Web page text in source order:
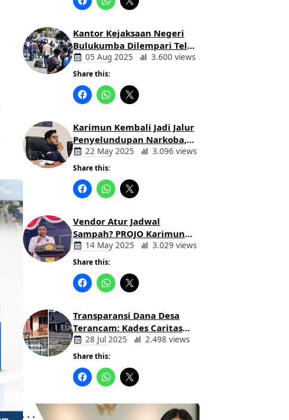
Kantor Kejaksaan Negeri
Bulukumba Dilempari Telur
dan Kotoran Sapi, Keluarga
Korban Lakalantas Tuntut
Keadilan
05 Aug 2025 3.600 views
Share this:
Karimun Kembali Jadi Jalur
Penyelundupan Narkoba,
Mahasiswa Desak Pemkab
dan Aparat Bertindak Tegas
22 May 2025 3.096 views
Share this:
Vendor Atur Jadwal
Sampah? PROJO Karimun
Kritik Usulan PT AGB
14 May 2025 3.029 views
Share this:
Transparansi Dana Desa
Terancam: Kades Caritas
Sogawunasi Diduga
Gelapkan Bantuan untuk
Warga
28 Jul 2025 2.498 views
Share this: